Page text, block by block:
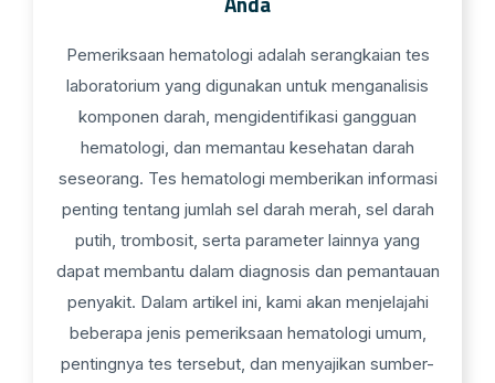
Pemeriksaan hematologi adalah serangkaian tes
laboratorium yang digunakan untuk menganalisis
komponen darah, mengidentifikasi gangguan
hematologi, dan memantau kesehatan darah
seseorang. Tes hematologi memberikan informasi
penting tentang jumlah sel darah merah, sel darah
putih, trombosit, serta parameter lainnya yang
dapat membantu dalam diagnosis dan pemantauan
penyakit. Dalam artikel ini, kami akan menjelajahi
beberapa jenis pemeriksaan hematologi umum,
pentingnya tes tersebut, dan menyajikan sumber-